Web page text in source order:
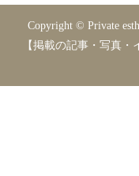
Copyright © Private
【掲載の記事・写真